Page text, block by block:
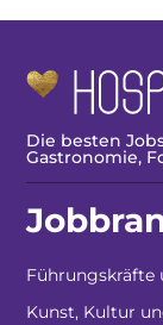
Die besten
Gastronomie,
Führungskräfte
Kunst, Kultur